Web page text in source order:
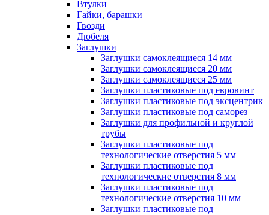
Втулки
Гайки, барашки
Гвозди
Дюбеля
Заглушки
Заглушки самоклеящиеся 14 мм
Заглушки самоклеящиеся 20 мм
Заглушки самоклеящиеся 25 мм
Заглушки пластиковые под евровинт
Заглушки пластиковые под эксцентрик
Заглушки пластиковые под саморез
Заглушки для профильной и круглой
трубы
Заглушки пластиковые под
технологические отверстия 5 мм
Заглушки пластиковые под
технологические отверстия 8 мм
Заглушки пластиковые под
технологические отверстия 10 мм
Заглушки пластиковые под